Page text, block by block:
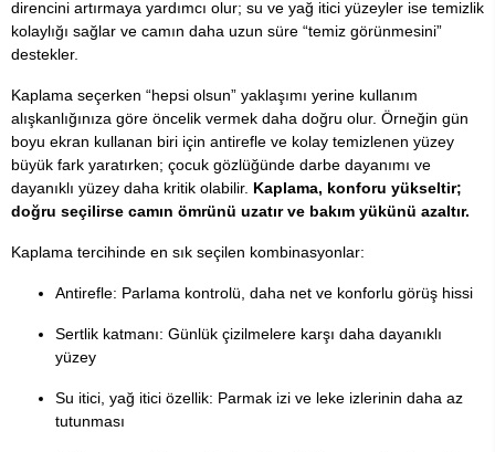
direncini artırmaya yardımcı olur; su ve yağ itici yüzeyler ise temizlik
kolaylığı sağlar ve camın daha uzun süre “temiz görünmesini”
destekler.
Kaplama seçerken “hepsi olsun” yaklaşımı yerine kullanım
alışkanlığınıza göre öncelik vermek daha doğru olur. Örneğin gün
boyu ekran kullanan biri için antirefle ve kolay temizlenen yüzey
büyük fark yaratırken; çocuk gözlüğünde darbe dayanımı ve
dayanıklı yüzey daha kritik olabilir. Kaplama, konforu yükseltir;
doğru seçilirse camın ömrünü uzatır ve bakım yükünü azaltır.
Kaplama tercihinde en sık seçilen kombinasyonlar:
Antirefle: Parlama kontrolü, daha net ve konforlu görüş hissi
Sertlik katmanı: Günlük çizilmelere karşı daha dayanıklı
yüzey
Su itici, yağ itici özellik: Parmak izi ve leke izlerinin daha az
tutunması